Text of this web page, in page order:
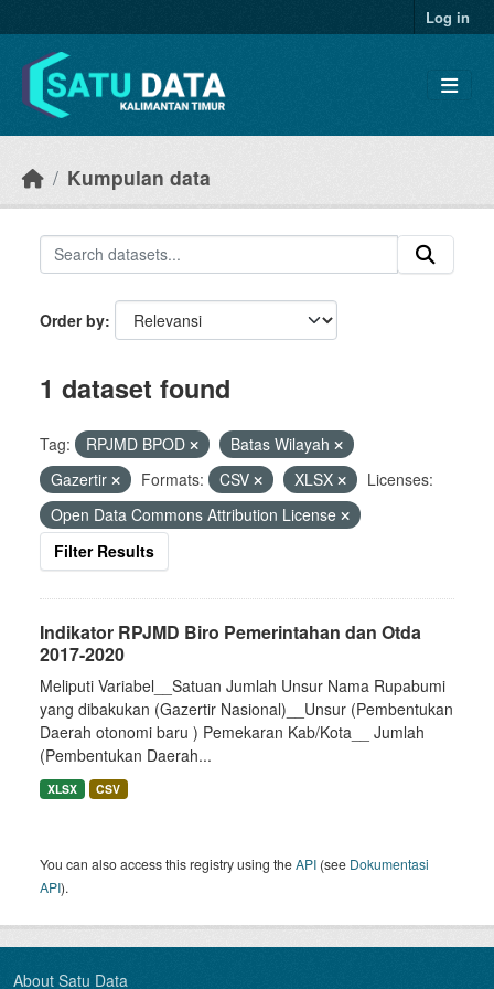
Log in
Kumpulan data
Order by
1 dataset found
Tag: RPJMD BPOD
Batas Wilayah
Gazertir
Formats: CSV XLSX
Licenses:
Open Data Commons Attribution License
Filter Results
Indikator RPJMD Biro Pemerintahan dan Otda
2017-2020
Meliputi Variabel__Satuan Jumlah Unsur Nama Rupabumi
yang dibakukan (Gazertir Nasional)__Unsur (Pembentukan
Daerah otonomi baru ) Pemekaran Kab/Kota__ Jumlah
(Pembentukan Daerah...
XLSX CSV
You can also access this registry using theAPI (see Dokumentasi
API).
About Satu Data